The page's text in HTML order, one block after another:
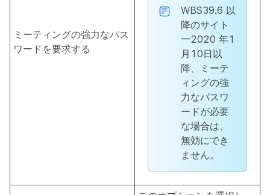
ミーティングの強力なパス
ワードを要求する
WBS39.6 以
降のサイト
—2020 年1
月10日以
降、
ミーテ
ィングの強
力なパスワ
ードが必要
な場合は、
無効にでき
ません。